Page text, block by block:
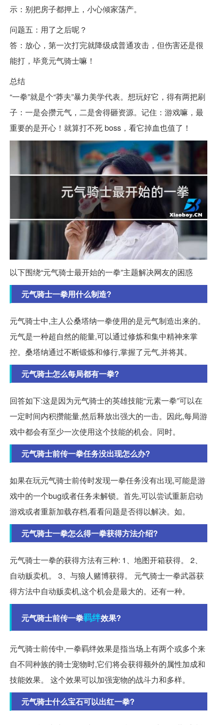
示：别把房子都押上，小心倾家荡产。
问题五：用了之后呢？
答：放心，第一次打完就降级成普通攻击，但伤害还是很
能打，毕竟元气骑士嘛！
总结
“一拳”就是个“莽夫”暴力美学代表。想玩好它，得有两把刷
子：一是会攒元气，二是舍得砸资源。记住：游戏嘛，最
重要的是开心！就算打不死 boss，看它掉血也值了！
以下围绕“元气骑士最开始的一拳”主题解决网友的困惑
元气骑士一拳用什么制造?
元气骑士中,主人公桑塔纳一拳使用的是元气制造出来的。
元气是一种超自然的能量,可以通过修炼和集中精神来掌
控。桑塔纳通过不断锻炼和修行,掌握了元气,并将其。
元气骑士怎么每局都有一拳?
回答如下:这是因为元气骑士的英雄技能“元素一拳”可以在
一定时间内积攒能量,然后释放出强大的一击。因此,每局游
戏中都会有至少一次使用这个技能的机会。同时。
元气骑士前传一拳任务没出现怎么办?
如果在玩元气骑士前传时发现一拳任务没有出现,可能是游
戏中的一个bug或者任务未解锁。首先,可以尝试重新启动
游戏或者重新加载存档,看看问题是否得以解决。如。
元气骑士一拳怎么得一拳获得方法介绍?
元气骑士一拳的获得方法有三种: 1、地图开箱获得。 2、
自动贩卖机。 3、与狼人赌博获得。 元气骑士一拳武器获
得方法中自动贩卖机,这个机会是最大的。还有一种。
元气骑士前传一拳羁绊效果?
元气骑士前传中,一拳羁绊效果是指当场上有两个或多个来
自不同种族的骑士宠物时,它们将会获得额外的属性加成和
技能效果。 这个效果可以加强宠物的战斗力和多样。
元气骑士什么宝石可以出红一拳?